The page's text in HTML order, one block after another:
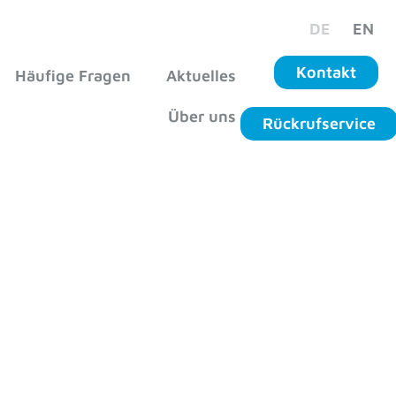
DE EN
Häufige Fragen Aktuelles
Über uns
Kontakt
Rückrufservice